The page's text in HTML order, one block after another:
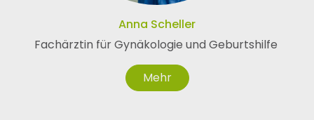
Anna Scheller
Fachärztin für Gynäkologie und Geburtshilfe
Mehr